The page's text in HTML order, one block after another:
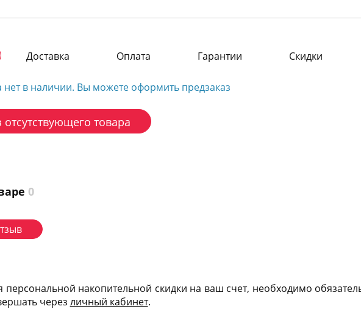
Доставка Оплата Гарантии Скидки
нет в наличии. Вы можете оформить предзаказ
отсутствующего товара
0
персональной накопительной скидки на ваш счет, необходимо
через личный кабинет.